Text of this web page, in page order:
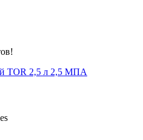
TOR 2,5 л 2,5 МПА